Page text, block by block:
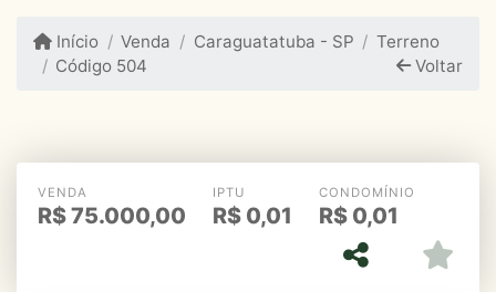
Início Venda Caraguatatuba - SP
Terreno
Código 504
Voltar
VENDA
R$75.000,00
IPTU
R$ 0,01
CONDOMÍNIO
R$ 0,01